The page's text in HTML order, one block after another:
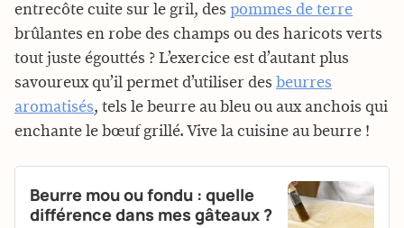
entrecôte cuite sur le gril, des pommes de terre
brûlantes en robe des champs ou des haricots verts
tout juste égouttés ? L’exercice est d’autant plus
savoureux qu’il permet d’utiliser des beurres
aromatisés, tels le beurre au bleu ou aux anchois qui
enchante le bœuf grillé. Vive la cuisine au beurre !
Beurre mou ou fondu : quelle
différence dans mes gâteaux ?